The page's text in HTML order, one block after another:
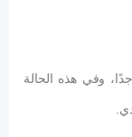
وفي هذه الحالة